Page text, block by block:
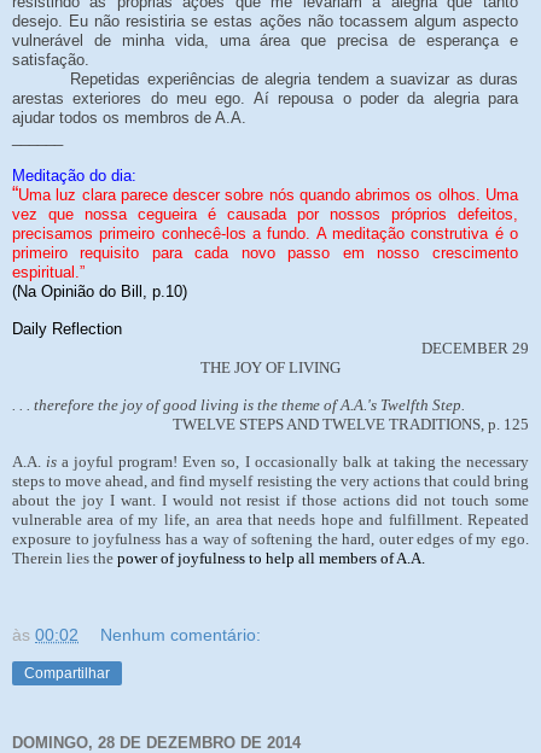
desejo. Eu não resistiria se estas ações não tocassem algum aspecto
vulnerável de minha vida, uma área que precisa de esperança e
satisfação.
Repetidas experiências de alegria tendem a suavizar as duras
arestas exteriores do meu ego. Aí repousa o poder da alegria para
ajudar todos os membros de A.A.
Meditação do dia:
“Uma luz clara parece descer sobre nós quando abrimos os olhos. Uma
vez que nossa cegueira é causada por nossos próprios defeitos,
precisamos primeiro conhecê-los a fundo. A meditação construtiva é o
primeiro requisito para cada novo passo em nosso crescimento
espiritual.”
(Na Opinião do Bill, p.10)
Daily Reflection
DECEMBER 29
THE JOY OF LIVING
. . . therefore the joy of good living is the theme of A.A.'s Twelfth Step.
TWELVE STEPS AND TWELVE TRADITIONS, p. 125
A.A.isa joyful program! Even so, I occasionally balk at taking the necessary
steps to move ahead, and find myself resisting the very actions that could bring
about the joy I want. I would not resist if those actions did not touch some
vulnerable area of my life, an area that needs hope and fulfillment. Repeated
exposure to joyfulness has a way of softening the hard, outer edges of my ego.
Therein lies the power of joyfulness to help all members of A.A.
às 00:02 Nenhum comentário:
Compartilhar
DOMINGO, 28 DE DEZEMBRO DE 2014